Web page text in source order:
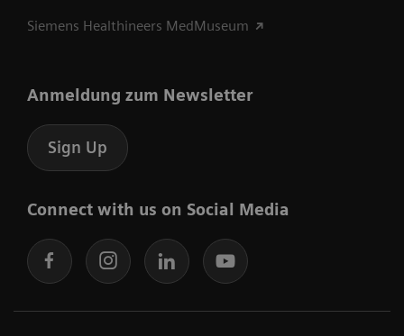
Siemens Healthineers MedMuseum
Anmeldung zum Newsletter
Sign Up
Connect with us on Social Media